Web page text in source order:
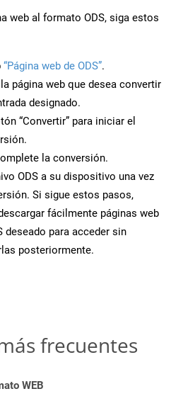
web al formato ODS, siga estos
“Página web de ODS”.
página web que desea convertir
designado.
“Convertir” para iniciar el
la conversión.
ODS a su dispositivo una vez
Si sigue estos pasos,
fácilmente páginas web
deseado para acceder sin
posteriormente.
frecuentes
WEB